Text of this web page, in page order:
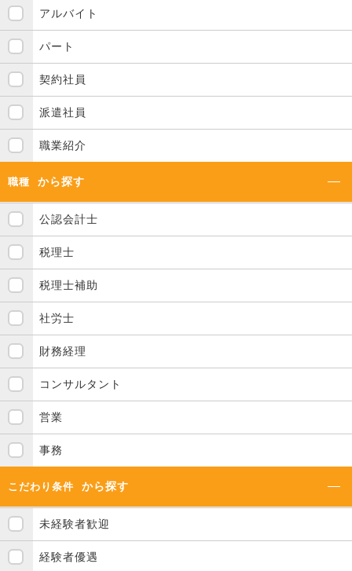
アルバイト
パート
契約社員
派遣社員
職業紹介
職種 から探す
公認会計士
税理士
税理士補助
社労士
財務経理
コンサルタント
営業
事務
こだわり条件 から探す
未経験者歓迎
経験者優遇